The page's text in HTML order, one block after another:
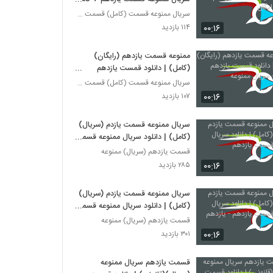
۰۰:۱۶
+ رایگان
سریال ممنوعه قسمت (کامل) قسمت 11
۱۱۴ بازدید
۰۰:۱۶
ممنوعه قسمت یازدهم (رایگان)
(کامل) | دانلود قمست یازدهم
ممنوعه - سریال ممنوعه
سریال ممنوعه قسمت (کامل) قسمت 11
۱۰۷ بازدید
۰۰:۱۶
سریال ممنوعه قسمت یازدم (سریال)
(کامل) | دانلود سریال ممنوعه قسمت
یازدهم
قسمت یازدهم (سریال) ممنوعه
۲۸۵ بازدید
۰۰:۱۶
سریال ممنوعه قسمت یازدم (سریال)
(کامل) | دانلود سریال ممنوعه قسمت
یازدهم - یازدهم
قسمت یازدهم (سریال) ممنوعه
۳۰۱ بازدید
قسمت یازدهم سریال ممنوعه